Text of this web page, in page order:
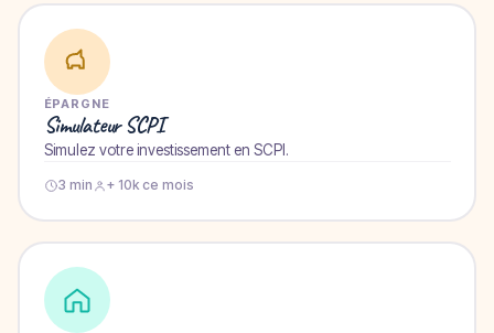
ÉPARGNE
Simulateur SCPI
Simulez votre investissement en SCPI.
3 min + 10k ce mois